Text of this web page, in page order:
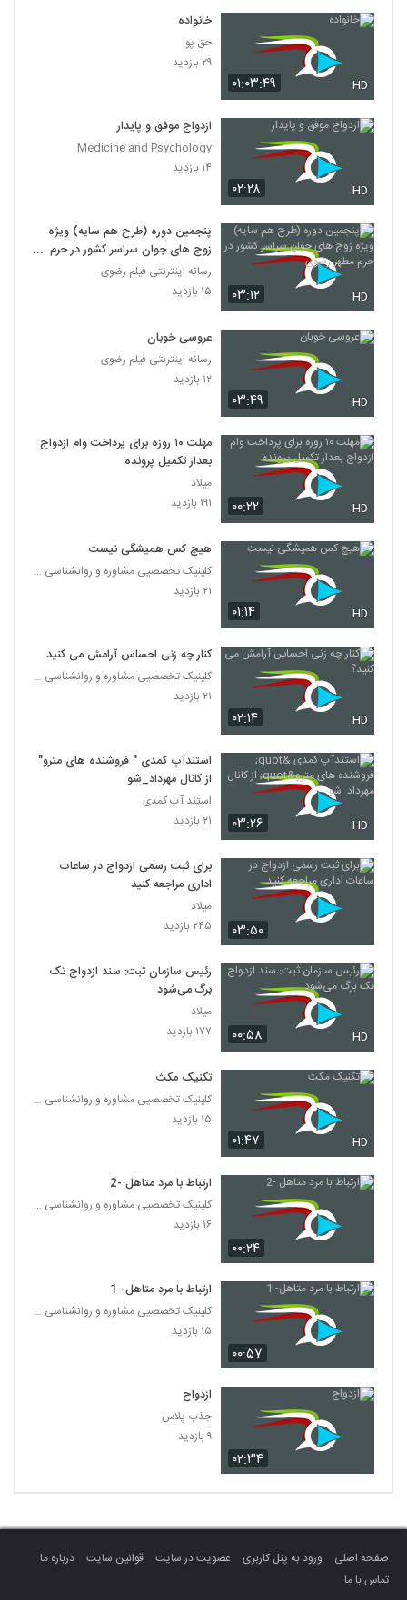
۰۱:۰۳:۴۹ HD
خانواده
حق پو
۲۹ بازدید
۰۲:۲۸ HD
ازدواج موفق و پایدار
Medicine and Psychology
۱۴ بازدید
۰۳:۱۲ HD
پنجمین دوره (طرح هم سایه) ویژه
زوج های جوان سراسر کشور در حرم
مطهر رضوی
رسانه اینترنتی فیلم رضوی
۱۵ بازدید
۰۳:۴۹ HD
عروسی خوبان
رسانه اینترنتی فیلم رضوی
۱۲ بازدید
۰۰:۲۲ HD
مهلت ۱۰ روزه برای پرداخت وام ازدواج
بعداز تکمیل پرونده
میلاد
۱۹۱ بازدید
۰۱:۱۴ HD
هیچ کس همیشگی نیست
کلینیک تخصصیی مشاوره و روانشناسی خانواده ایرانی
۲۱ بازدید
۰۲:۱۴ HD
کنار چه زنی احساس آرامش می کنید؟
کلینیک تخصصیی مشاوره و روانشناسی خانواده ایرانی
۲۱ بازدید
۰۳:۲۶ HD
استندآپ کمدی " فروشنده های مترو"
از کانال مهرداد_شو
استند آپ کمدی
۲۱ بازدید
۰۳:۵۰
برای ثبت رسمی ازدواج در ساعات
اداری مراجعه کنید
میلاد
۲۴۵ بازدید
۰۰:۵۸ HD
رئیس سازمان ثبت: سند ازدواج تک
برگ می‌شود
میلاد
۱۷۷ بازدید
۰۱:۴۷ HD
تکنیک مکث
کلینیک تخصصیی مشاوره و روانشناسی خانواده ایرانی
۱۵ بازدید
۰۰:۲۴
ارتباط با مرد متاهل -2
کلینیک تخصصیی مشاوره و روانشناسی خانواده ایرانی
۱۶ بازدید
۰۰:۵۷
ارتباط با مرد متاهل- 1
کلینیک تخصصیی مشاوره و روانشناسی خانواده ایرانی
۱۵ بازدید
۰۲:۳۴
ازدواج
جذب پلاس
۹ بازدید
صفحه اصلی ورود به پنل کاربری عضویت در سایت قوانین سایت
درباره ما
تماس با ما